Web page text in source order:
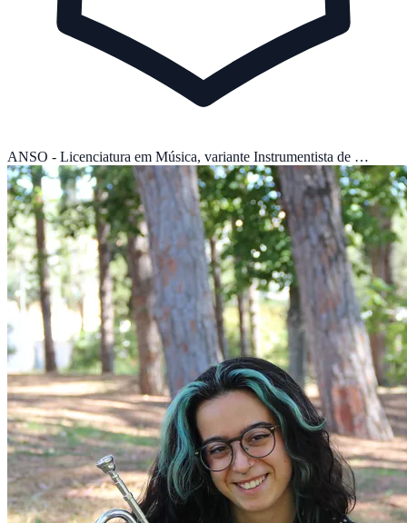
ANSO - Licenciatura em Música, variante Instrumentista de …